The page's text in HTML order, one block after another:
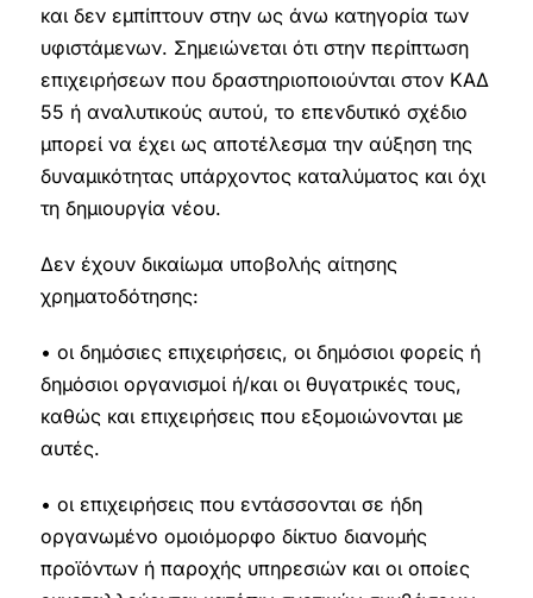
και δεν εμπίπτουν στην ως άνω κατηγορία των
υφιστάμενων. Σημειώνεται ότι στην περίπτωση
επιχειρήσεων που δραστηριοποιούνται στον ΚΑΔ
55 ή αναλυτικούς αυτού, το επενδυτικό σχέδιο
μπορεί να έχει ως αποτέλεσμα την αύξηση της
δυναμικότητας υπάρχοντος καταλύματος και όχι
τη δημιουργία νέου.
Δεν έχουν δικαίωμα υποβολής αίτησης
χρηματοδότησης:
• οι δημόσιες επιχειρήσεις, οι δημόσιοι φορείς ή
δημόσιοι οργανισμοί ή/και οι θυγατρικές τους,
καθώς και επιχειρήσεις που εξομοιώνονται με
αυτές.
• οι επιχειρήσεις που εντάσσονται σε ήδη
οργανωμένο ομοιόμορφο δίκτυο διανομής
προϊόντων ή παροχής υπηρεσιών και οι οποίες